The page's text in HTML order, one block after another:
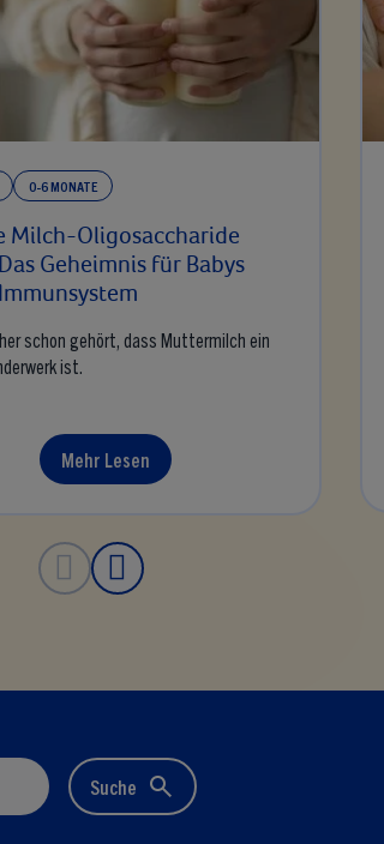
0-6 MONATE
Milch-Oligosaccharide
Geheimnis für Babys
schon gehört, dassMuttermilch ein
ist.
Mehr Lesen